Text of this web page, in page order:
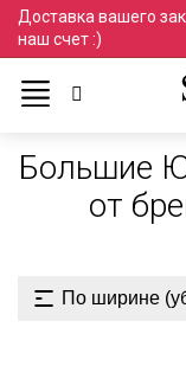
Доставка вашего
наш счет :)
Ювелирные украшения
Большие
от